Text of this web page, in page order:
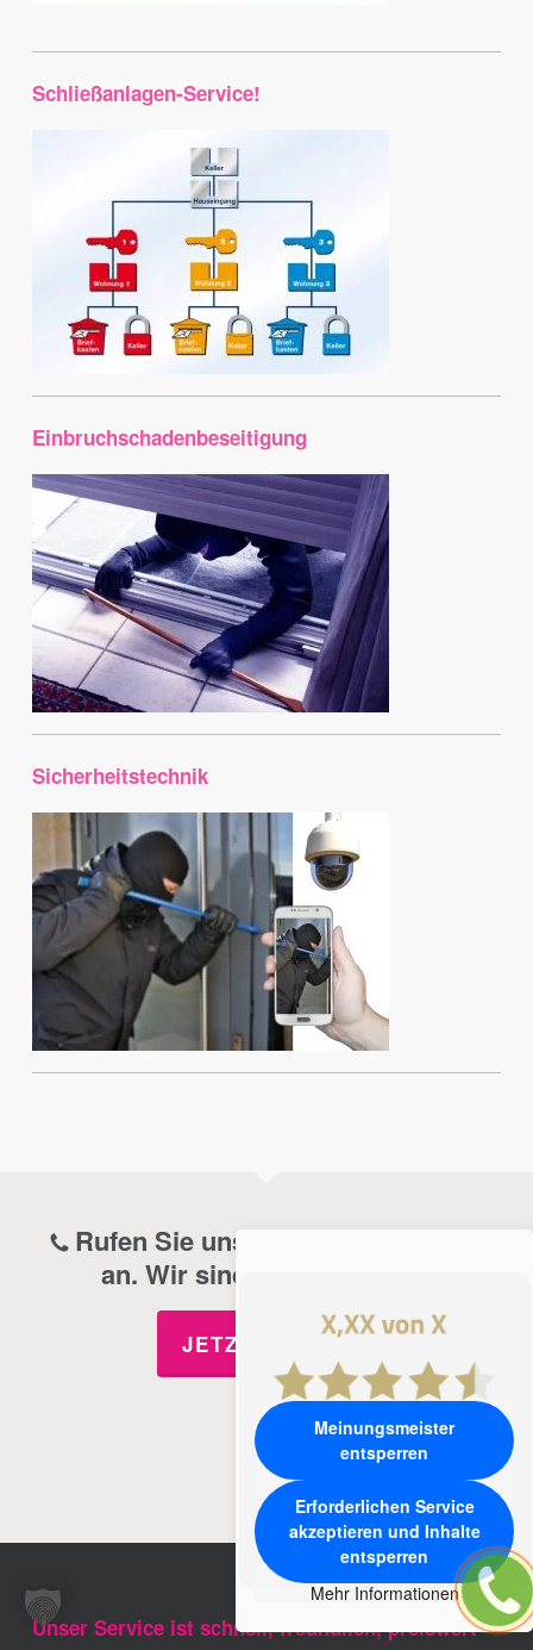
Schließanlagen-Service!
Einbruchschadenbeseitigung
Sicherheitstechnik
Rufen Sie uns im Notfall jederzeit
an. Wir sind 24h für Sie da.
JETZT ANRUFEN
Unser Service ist schnell, freundlich, preiswert
Meinungsmeister
entsperren
Erforderlichen Service
akzeptieren und Inhalte
entsperren
Mehr Informationen